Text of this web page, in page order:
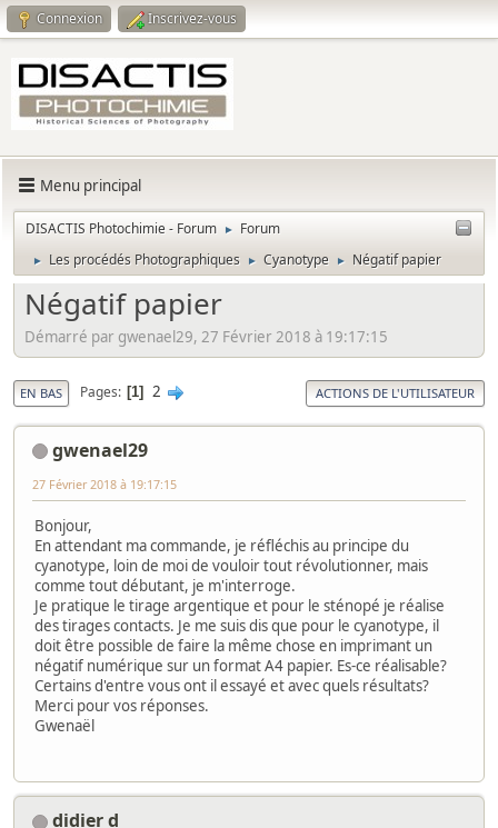
Connexion Inscrivez-vous
Menu principal
DISACTIS Photochimie - Forum ► Forum
► Les procédés Photographiques ► Cyanotype ► Négatif papier
Négatif papier
Démarré par gwenael29, 27 Février 2018 à 19:17:15
EN BAS Pages 1 2 ACTIONS DE L'UTILISATEUR
gwenael29
27 Février 2018 à 19:17:15
Bonjour,
En attendant ma commande, je réfléchis au principe du
cyanotype, loin de moi de vouloir tout révolutionner, mais
comme tout débutant, je m'interroge.
Je pratique le tirage argentique et pour le sténopé je réalise
des tirages contacts. Je me suis dis que pour le cyanotype, il
doit être possible de faire la même chose en imprimant un
négatif numérique sur un format A4 papier. Es-ce réalisable?
Certains d'entre vous ont il essayé et avec quels résultats?
Merci pour vos réponses.
Gwenaël
didier d